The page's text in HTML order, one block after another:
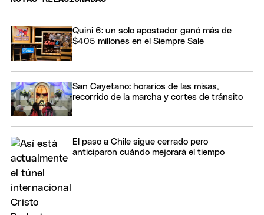
Quini 6: un solo apostador ganó más de
$405 millones en el Siempre Sale
San Cayetano: horarios de las misas,
recorrido de la marcha y cortes de tránsito
El paso a Chile sigue cerrado pero
anticiparon cuándo mejorará el tiempo